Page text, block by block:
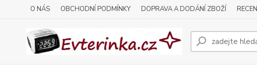
O NÁS OBCHODNÍ PODMÍNKY DOPRAVA A DODÁNÍ ZBOŽÍ